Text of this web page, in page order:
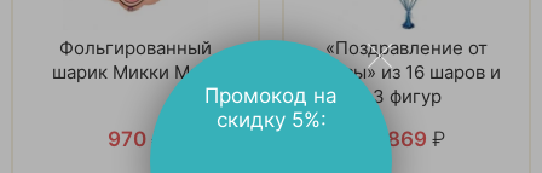
Фольгированный
шарик Микки Маус
970 ₽
«Поздравление от
Эльзы» из 16 шаров и
3 фигур
5 869 ₽
Промокод на
скидку 5%: